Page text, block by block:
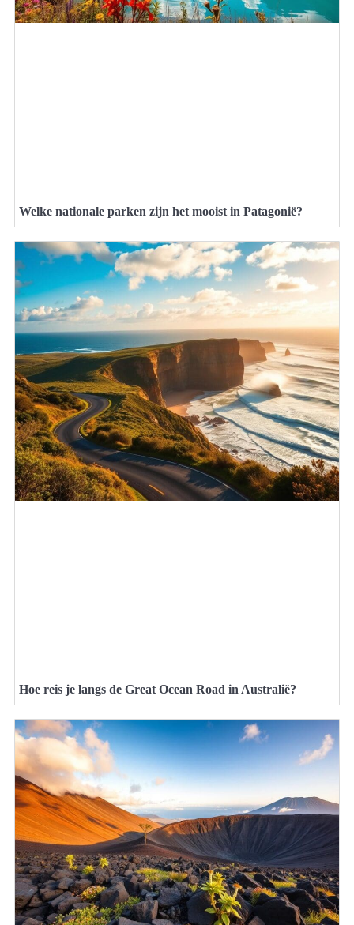
Welke nationale parken zijn het mooist in Patagonië?
Hoe reis je langs de Great Ocean Road in Australië?